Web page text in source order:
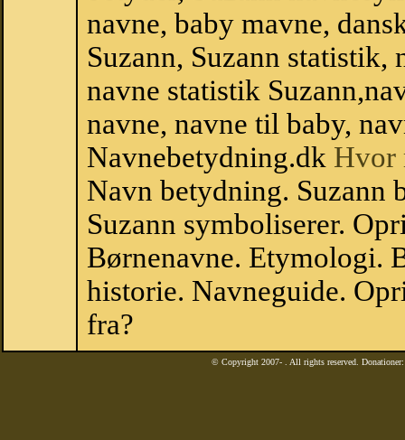
navne, baby mavne,
Suzann, Suzann
navne statistik
navne, navne til baby,
Navnebetydning.dk Hvor
Navn betydning. Suzann
Suzann symboliserer.
Børnenavne. Etymologi.
historie. Navneguide.
fra?
© Copyright 2007- . All rights reserved.